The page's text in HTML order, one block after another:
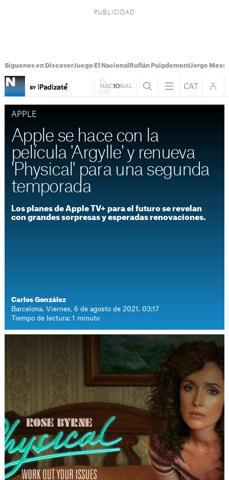
Síguenos en DiscoverJuego El Nacional Rufián PuigdemontJorge Messi
APPLE
Apple se hace con la
película 'Argylle' y renueva
'Physical' para una segunda
temporada
Los planes de Apple TV+ para el futuro se revelan
con grandes sorpresas y esperadas renovaciones.
Carlos González
Barcelona. Viernes, 6 de agosto de 2021. 03:17
Tiempo de lectura: 1 minuto